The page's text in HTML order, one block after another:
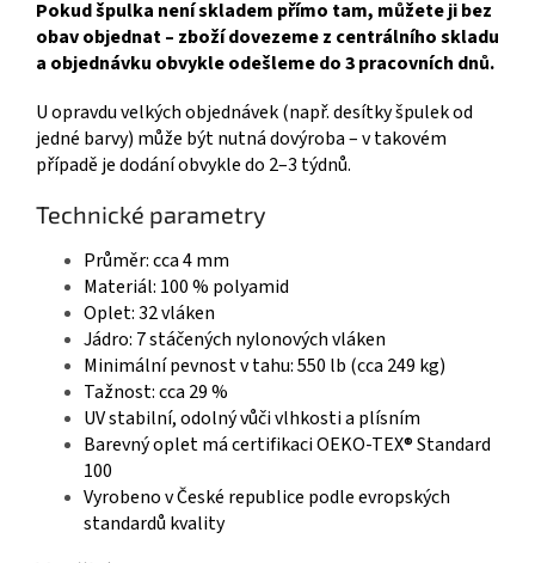
Pokud špulka není skladem přímo tam, můžete ji bez
obav objednat – zboží dovezeme z centrálního skladu
a objednávku obvykle odešleme do 3 pracovních dnů.
U opravdu velkých objednávek (např. desítky špulek od
jedné barvy) může být nutná dovýroba – v takovém
případě je dodání obvykle do 2–3 týdnů.
Technické parametry
Průměr: cca 4 mm
Materiál: 100 % polyamid
Oplet: 32 vláken
Jádro: 7 stáčených nylonových vláken
Minimální pevnost v tahu: 550 lb (cca 249 kg)
Tažnost: cca 29 %
UV stabilní, odolný vůči vlhkosti a plísním
Barevný oplet má certifikaci OEKO-TEX® Standard
100
Vyrobeno v České republice podle evropských
standardů kvality